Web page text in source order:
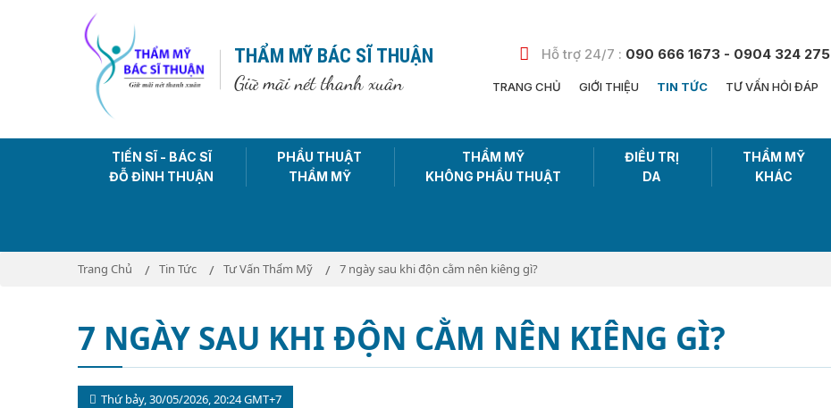
THẨM MỸ BÁC SĨ THUẬN
Giữ mãi nét thanh xuân
Hỗ trợ 24/7 : 090 666 1673 - 0904 324 275
TRANG CHỦ GIỚI THIỆU TIN TỨC TƯ VẤN HỎI ĐÁP
TIẾN SĨ - BÁC SĨ
ĐỖ ĐÌNH THUẬN
PHẨU THUẬT
THẨM MỸ
THẨM MỸ
KHÔNG PHẨU THUẬT
ĐIỀU TRỊ
DA
THẨM MỸ
KHÁC
Trang Chủ Tin Tức Tư Vấn Thẩm Mỹ 7 ngày sau khi độn cằm nên kiêng gì?
7 NGÀY SAU KHI ĐỘN CẰM NÊN KIÊNG GÌ?
Thứ bảy, 30/05/2026, 20:24 GMT+7